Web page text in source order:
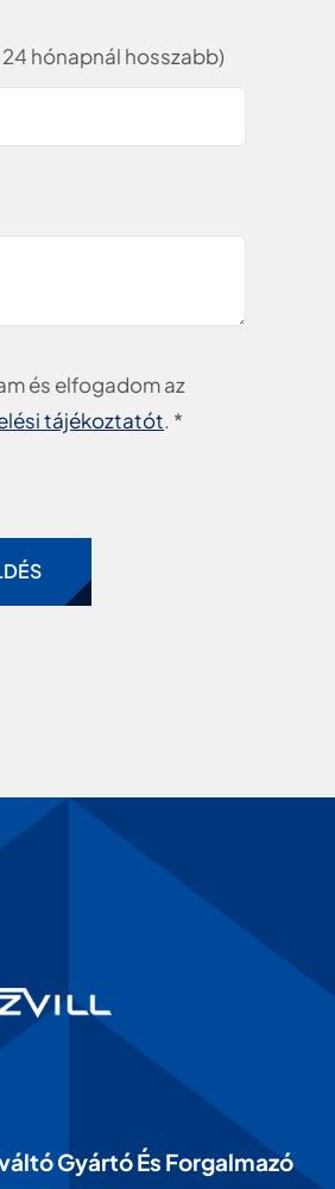
hónapnál hosszabb)
és elfogadom az
tájékoztatót. *
Gyártó És Forgalmazó